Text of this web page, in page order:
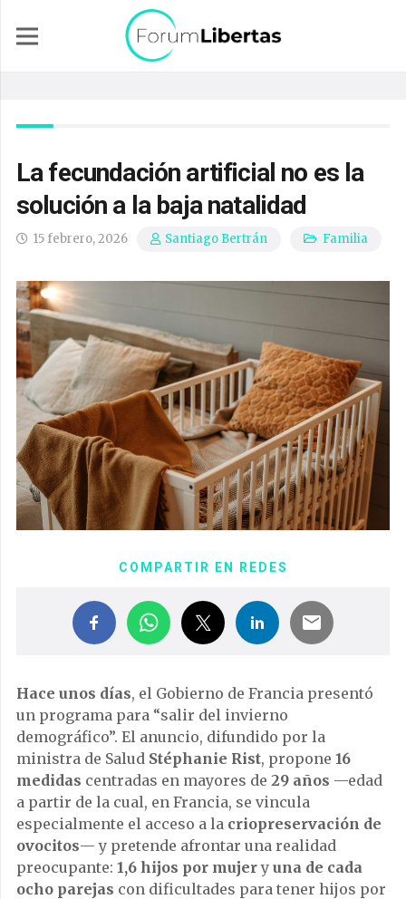
La fecundación artificial no es la
solución a la baja natalidad
15 febrero, 2026 Santiago Bertrán Familia
COMPARTIR EN REDES
Hace unos días, el Gobierno de Francia presentó
un programa para “salir del invierno
demográfico”. El anuncio, difundido por la
ministra de Salud Stéphanie Rist, propone 16
medidas centradas en mayores de 29 años —edad
a partir de la cual, en Francia, se vincula
especialmente el acceso a la criopreservación de
ovocitos— y pretende afrontar una realidad
preocupante: 1,6 hijos por mujery una de cada
ocho parejas con dificultades para tener hijos por